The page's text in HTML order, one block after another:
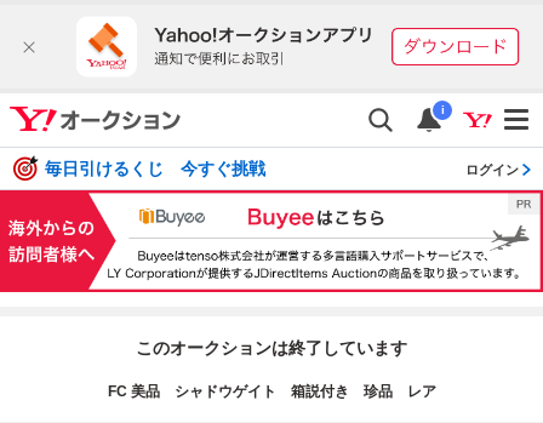
i
毎日引けるくじ 今すぐ挑戦 ログイン
このオークションは終了しています
FC 美品 シャドウゲイト 箱説付き 珍品 レア